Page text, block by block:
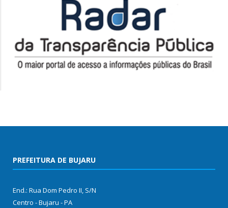
PREFEITURA DE BUJARU
End.: Rua Dom Pedro II, S/N
Centro - Bujaru - PA